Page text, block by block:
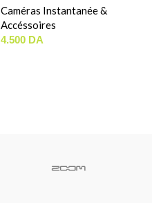
Caméras Instantanée &
Accéssoires
4.500 DA